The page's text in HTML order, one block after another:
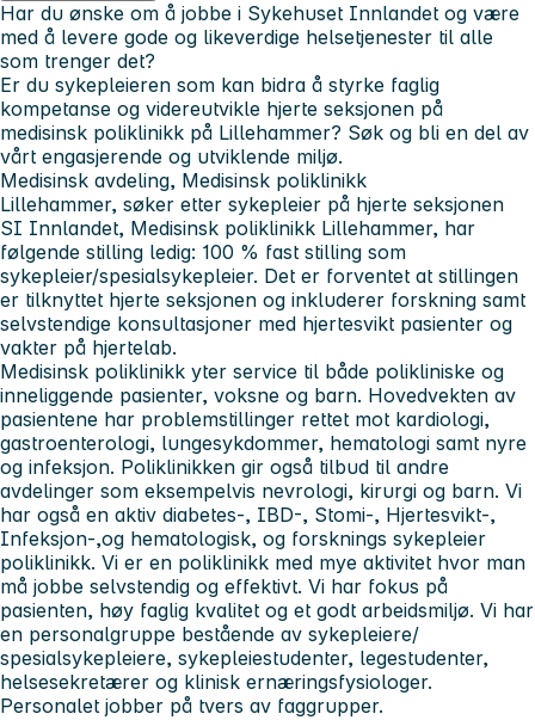
Har du ønske om å jobbe i Sykehuset Innlandet og være
med å levere gode og likeverdige helsetjenester til alle
som trenger det?
Er du sykepleieren som kan bidra å styrke faglig
kompetanse og videreutvikle hjerte seksjonen på
medisinsk poliklinikk på Lillehammer? Søk og bli en del av
vårt engasjerende og utviklende miljø.
Medisinsk avdeling, Medisinsk poliklinikk
Lillehammer, søker etter sykepleier på hjerte seksjonen
SI Innlandet, Medisinsk poliklinikk Lillehammer, har
følgende stilling ledig: 100 % fast stilling som
sykepleier/spesialsykepleier. Det er forventet at stillingen
er tilknyttet hjerte seksjonen og inkluderer forskning samt
selvstendige konsultasjoner med hjertesvikt pasienter og
vakter på hjertelab.
Medisinsk poliklinikk yter service til både polikliniske og
inneliggende pasienter, voksne og barn. Hovedvekten av
pasientene har problemstillinger rettet mot kardiologi,
gastroenterologi, lungesykdommer, hematologi samt nyre
og infeksjon. Poliklinikken gir også tilbud til andre
avdelinger som eksempelvis nevrologi, kirurgi og barn. Vi
har også en aktiv diabetes-, IBD-, Stomi-, Hjertesvikt-,
Infeksjon-,og hematologisk, og forsknings sykepleier
poliklinikk. Vi er en poliklinikk med mye aktivitet hvor man
må jobbe selvstendig og effektivt. Vi har fokus på
pasienten, høy faglig kvalitet og et godt arbeidsmiljø. Vi har
en personalgruppe bestående av sykepleiere/
spesialsykepleiere, sykepleiestudenter, legestudenter,
helsesekretærer og klinisk ernæringsfysiologer.
Personalet jobber på tvers av faggrupper.